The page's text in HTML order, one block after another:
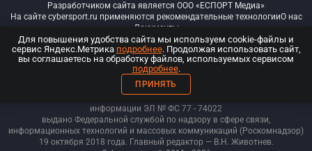
Разработчиком сайта является ООО «ЕСПОРТ Медиа»
На сайте cybersport.ru применяются рекомендательные технологииО нас
Документы
© ООО «Киберспорт.ру» — Все права защищены
18+
ООО «Киберспорт.ру». Свидетельство о регистрации средств массовой
информации ЭЛ № ФС 77 - 74022
выдано Федеральной службой по надзору в сфере связи,
информационных технологий и массовых коммуникаций (Роскомнадзор)
19 октября 2018 года. Главный редактор — В.Н. Животнев.
Для повышения удобства сайта мы используем cookie-файлы и
сервис Яндекс.Метрика подробнее. Продолжая использовать сайт,
вы соглашаетесь на обработку файлов, используемых сервисом
подробнее.
ПРИНЯТЬ